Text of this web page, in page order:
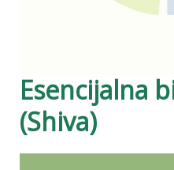
Esencijalna
(Shiva)